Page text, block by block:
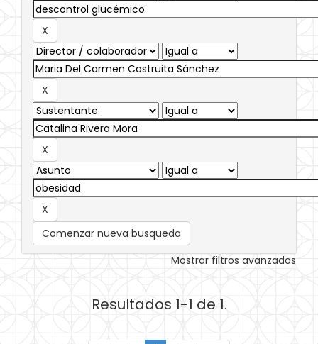
Comenzar nueva busqueda
Mostrar filtros avanzados
Resultados 1-1 de 1.